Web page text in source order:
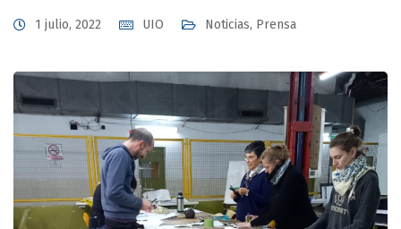
1 julio, 2022 UIO Noticias, Prensa